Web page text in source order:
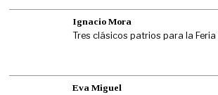
Ignacio Mora
Tres clásicos patrios para la Feria
Eva Miguel